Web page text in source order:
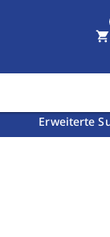
Erweiterte
shopping_cart